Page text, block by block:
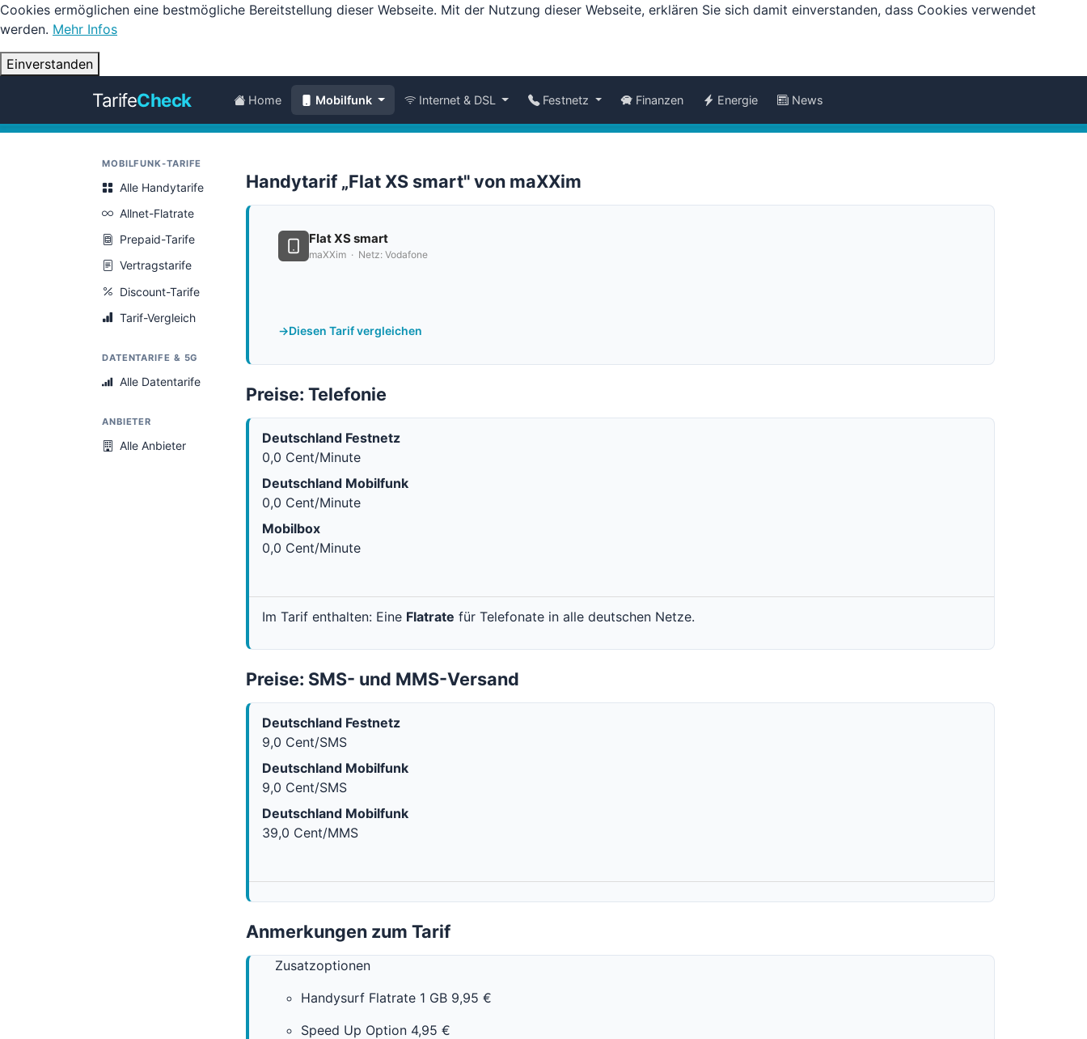
Cookies ermöglichen eine bestmögliche Bereitstellung dieser Webseite. Mit der Nutzung dieser Webseite, erklären Sie sich damit einverstanden, dass Cookies verwendet
werden. Mehr Infos
Einverstanden
TarifeCheck Home Mobilfunk Internet & DSL Festnetz Finanzen Energie News
MOBILFUNK-TARIFE
Alle Handytarife
Allnet-Flatrate
Prepaid-Tarife
Vertragstarife
Discount-Tarife
Tarif-Vergleich
DATENTARIFE & 5G
Alle Datentarife
ANBIETER
Alle Anbieter
Handytarif „Flat XS smart" von maXXim
Flat XS smart
maXXim · Netz: Vodafone
Diesen Tarif vergleichen
Preise: Telefonie
Deutschland Festnetz
0,0 Cent/Minute
Deutschland Mobilfunk
0,0 Cent/Minute
Mobilbox
0,0 Cent/Minute
Im Tarif enthalten: Eine Flatrate für Telefonate in alle deutschen Netze.
Preise: SMS- und MMS-Versand
Deutschland Festnetz
9,0 Cent/SMS
Deutschland Mobilfunk
9,0 Cent/SMS
Deutschland Mobilfunk
39,0 Cent/MMS
Anmerkungen zum Tarif
Zusatzoptionen
Handysurf Flatrate 1 GB 9,95 €
Speed Up Option 4,95 €